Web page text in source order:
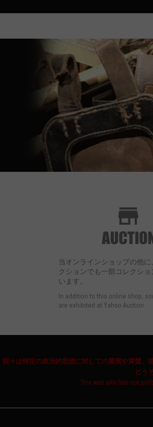
当オンラインショップの他
クションでも一部コレクショ
います。
In addition to this online shop,
are exhibited at Yahoo Auction.
我々は特定の政治的思想に対しての翼賛や賞賛、
どう
This web site has not